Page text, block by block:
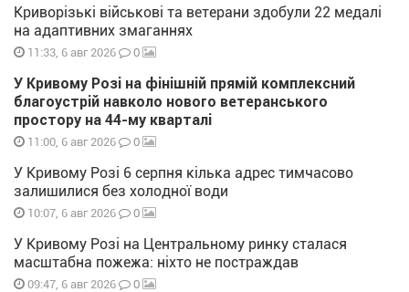
Криворізькі військові та ветерани здобули 22 медалі
на адаптивних змаганнях
11:33, 6 авг 2026 0
У Кривому Розі на фінішній прямій комплексний
благоустрій навколо нового ветеранського
простору на 44-му кварталі
11:00, 6 авг 2026 0
У Кривому Розі 6 серпня кілька адрес тимчасово
залишилися без холодної води
10:07, 6 авг 2026 0
У Кривому Розі на Центральному ринку сталася
масштабна пожежа: ніхто не постраждав
09:47, 6 авг 2026 0